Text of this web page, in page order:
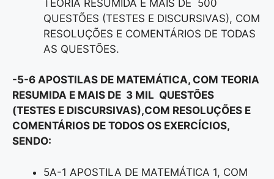
TEORIA RESUMIDA E MAIS DE 500
QUESTÕES (TESTES E DISCURSIVAS), COM
RESOLUÇÕES E COMENTÁRIOS DE TODAS
AS QUESTÕES.
-5-6 APOSTILAS DE MATEMÁTICA, COM TEORIA
RESUMIDA E MAIS DE 3 MIL QUESTÕES
(TESTES E DISCURSIVAS),COM RESOLUÇÕES E
COMENTÁRIOS DE TODOS OS EXERCÍCIOS,
SENDO:
5A-1 APOSTILA DE MATEMÁTICA 1, COM